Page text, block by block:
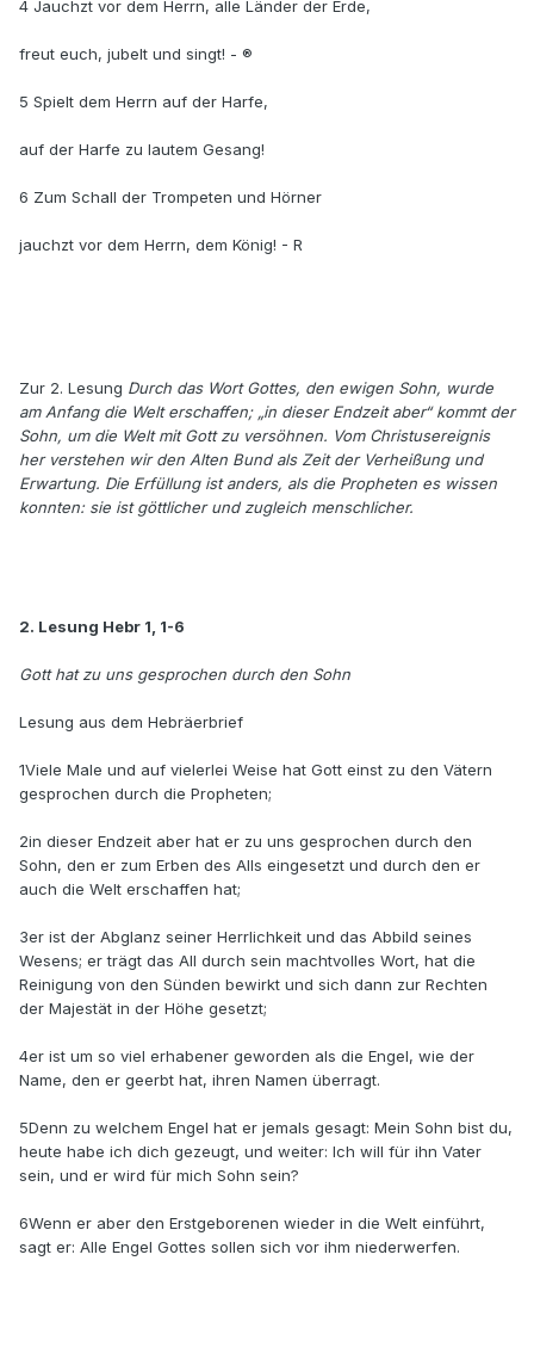
4 Jauchzt vor dem Herrn, alle Länder der Erde,
freut euch, jubelt und singt! - ®
5 Spielt dem Herrn auf der Harfe,
auf der Harfe zu lautem Gesang!
6 Zum Schall der Trompeten und Hörner
jauchzt vor dem Herrn, dem König! - R
Zur 2. Lesung Durch das Wort Gottes, den ewigen Sohn, wurde
am Anfang die Welt erschaffen; „in dieser Endzeit aber“ kommt der
Sohn, um die Welt mit Gott zu versöhnen. Vom Christusereignis
her verstehen wir den Alten Bund als Zeit der Verheißung und
Erwar­tung. Die Erfüllung ist anders, als die Propheten es wissen
konnten: sie ist göttlicher und zugleich menschlicher.
2. Lesung Hebr 1, 1-6
Gott hat zu uns gesprochen durch den Sohn
Lesung aus dem Hebräerbrief
1Viele Male und auf vielerlei Weise hat Gott einst zu den Vätern
gesprochen durch die Propheten;
2in dieser Endzeit aber hat er zu uns gesprochen durch den
Sohn, den er zum Erben des Alls eingesetzt und durch den er
auch die Welt erschaffen hat;
3er ist der Abglanz seiner Herrlichkeit und das Abbild seines
Wesens; er trägt das All durch sein machtvolles Wort, hat die
Reinigung von den Sünden bewirkt und sich dann zur Rechten
der Majestät in der Höhe gesetzt;
4er ist um so viel erhabener geworden als die Engel, wie der
Name, den er geerbt hat, ihren Namen überragt.
5Denn zu welchem Engel hat er jemals gesagt: Mein Sohn bist du,
heute habe ich dich gezeugt, und weiter: Ich will für ihn Vater
sein, und er wird für mich Sohn sein?
6Wenn er aber den Erstgeborenen wieder in die Welt einführt,
sagt er: Alle Engel Gottes sollen sich vor ihm niederwerfen.